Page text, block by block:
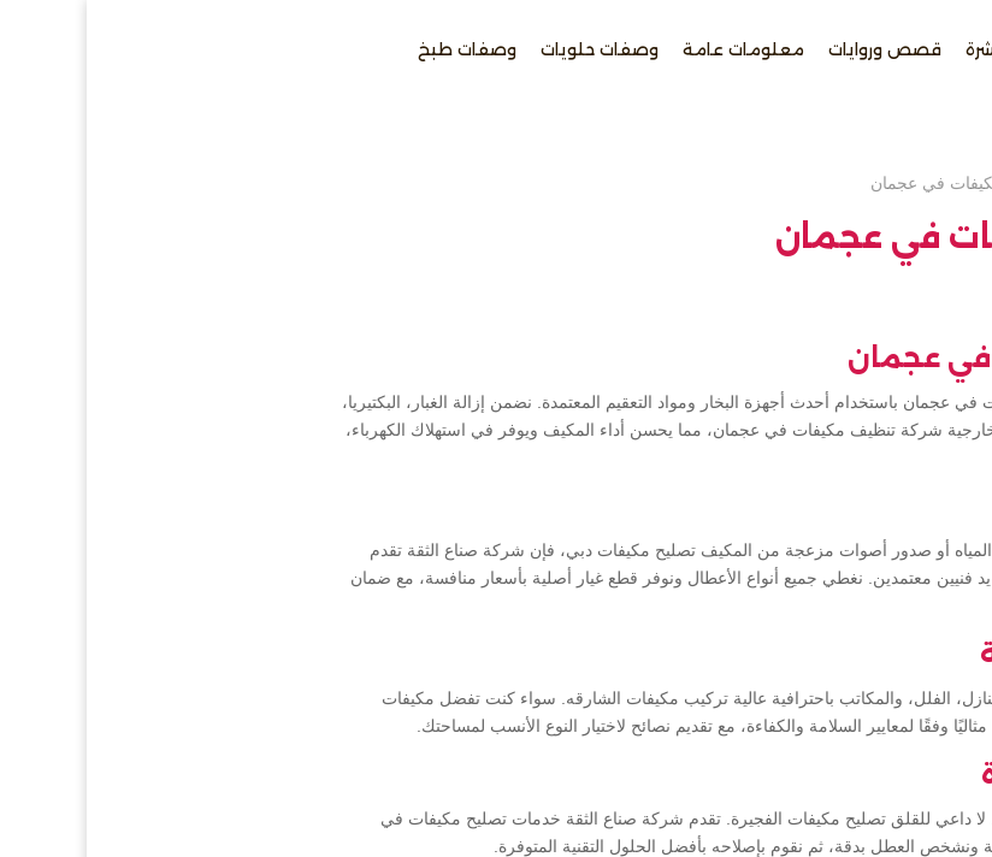
قصص وروايات معلومات عامة وصفات حلويات وصفات طبخ
في عجمان
في عجمان
عجمان
باستخدام أحدث أجهزة البخار ومواد التعقيم المعتمدة. نضمن إزالة الغبار، البكتيريا،
شركة تنظيف مكيفات في عجمان، مما يحسن أداء المكيف ويوفر في استهلاك الكهرباء،
أو صدور أصوات مزعجة من المكيف تصليح مكيفات دبي، فإن شركة صناع الثقة تقدم
معتمدين. نغطي جميع أنواع الأعطال ونوفر قطع غيار أصلية بأسعار منافسة، مع ضمان
الفلل، والمكاتب باحترافية عالية تركيب مكيفات الشارقه. سواء كنت تفضل مكيفات
وفقًا لمعايير السلامة والكفاءة، مع تقديم نصائح لاختيار النوع الأنسب لمساحتك.
داعي للقلق تصليح مكيفات الفجيرة. تقدم شركة صناع الثقة خدمات تصليح مكيفات في
العطل بدقة، ثم نقوم بإصلاحه بأفضل الحلول التقنية المتوفرة.